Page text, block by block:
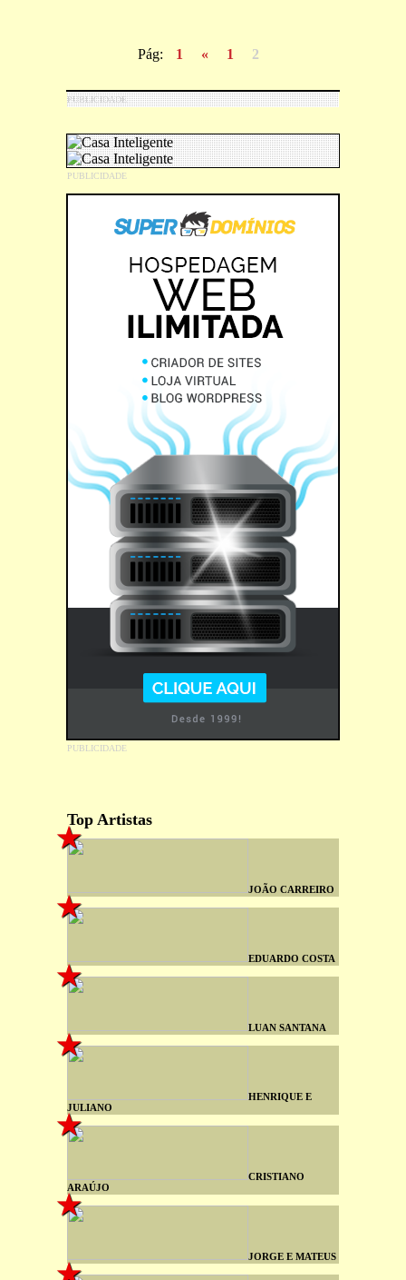
Pág: 1 « 1 2
Top Artistas
JOÃO CARREIRO
EDUARDO COSTA
LUAN SANTANA
HENRIQUE E
JULIANO
CRISTIANO
ARAÚJO
JORGE E MATEUS